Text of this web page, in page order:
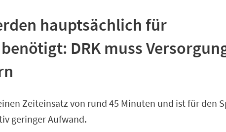
hauptsächlich für
DRK muss
Zeiteinsatz von rund 45 Minuten und ist für den
geringer Aufwand.